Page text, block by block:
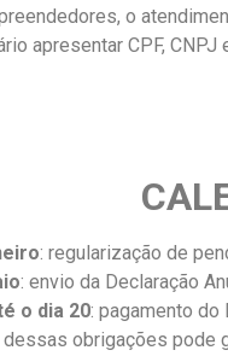
o
apresentar CPF,
: regularização de
: envio da Declaração
o dia 20: pagamento do
dessas obrigações pode